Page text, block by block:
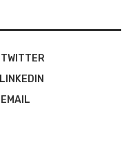
TWITTER
LINKEDIN
EMAIL